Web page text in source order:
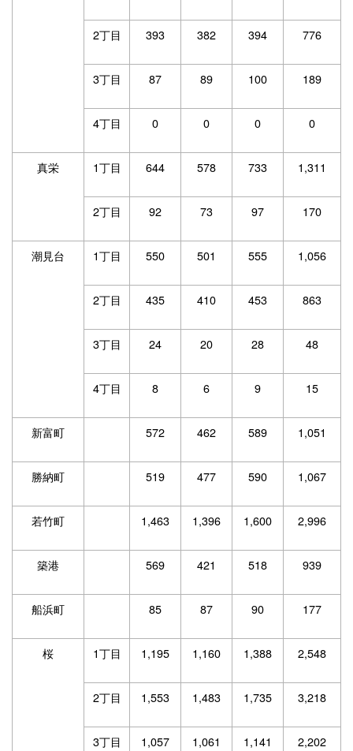
2丁目 393 382 394 776
3丁目 87 89 100 189
4丁目 0 0 0 0
真栄 1丁目 644 578 733 1,311
2丁目 92 73 97 170
潮見台 1丁目 550 501 555 1,056
2丁目 435 410 453 863
3丁目 24 20 28 48
4丁目 8 6 9 15
新富町 572 462 589 1,051
勝納町 519 477 590 1,067
若竹町 1,463 1,396 1,600 2,996
築港 569 421 518 939
船浜町 85 87 90 177
桜 1丁目 1,195 1,160 1,388 2,548
2丁目 1,553 1,483 1,735 3,218
3丁目 1,057 1,061 1,141 2,202